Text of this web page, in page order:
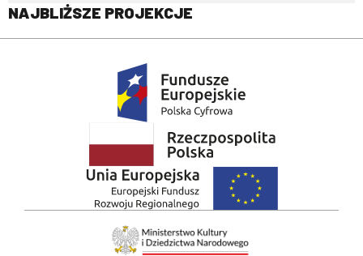
NAJBLIŻSZE PROJEKCJE